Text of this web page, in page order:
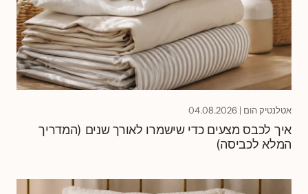
אטלנטיק הום |
04.08.2026
איך לכבס מצעים כדי שישמרו לאורך שנים (המדריך
המלא לכביסה)